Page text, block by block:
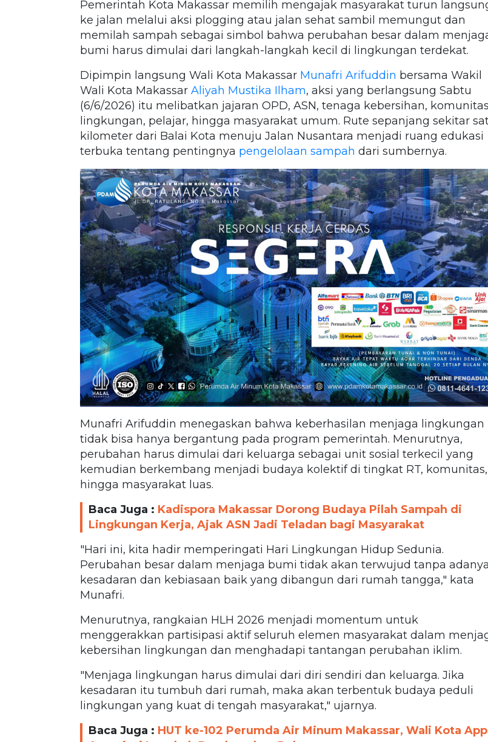
Pemerintah Kota Makassar memilih mengajak masyarakat turun
ke jalan melalui aksi plogging atau jalan sehat sambil memungut dan
memilah sampah sebagai simbol bahwa perubahan besar dalam
bumi harus dimulai dari langkah-langkah kecil di lingkungan terdekat.
Dipimpin langsung Wali Kota Makassar Munafri Arifuddin bersama Wakil
Wali Kota Makassar Aliyah Mustika Ilham, aksi yang berlangsung Sabtu
(6/6/2026) itu melibatkan jajaran OPD, ASN, tenaga kebersihan, komunitas
lingkungan, pelajar, hingga masyarakat umum. Rute sepanjang sekitar
kilometer dari Balai Kota menuju Jalan Nusantara menjadi ruang edukasi
terbuka tentang pentingnya pengelolaan sampah dari sumbernya.
Munafri Arifuddin menegaskan bahwa keberhasilan menjaga lingkungan
tidak bisa hanya bergantung pada program pemerintah. Menurutnya,
perubahan harus dimulai dari keluarga sebagai unit sosial terkecil yang
kemudian berkembang menjadi budaya kolektif di tingkat RT, komunitas,
hingga masyarakat luas.
Baca Juga : Kadispora Makassar Dorong Budaya Pilah Sampah di
Lingkungan Kerja, Ajak ASN Jadi Teladan bagi Masyarakat
"Hari ini, kita hadir memperingati Hari Lingkungan Hidup Sedunia.
Perubahan besar dalam menjaga bumi tidak akan terwujud tanpa adanya
kesadaran dan kebiasaan baik yang dibangun dari rumah tangga," kata
Munafri.
Menurutnya, rangkaian HLH 2026 menjadi momentum untuk
menggerakkan partisipasi aktif seluruh elemen masyarakat dalam
kebersihan lingkungan dan menghadapi tantangan perubahan iklim.
"Menjaga lingkungan harus dimulai dari diri sendiri dan keluarga. Jika
kesadaran itu tumbuh dari rumah, maka akan terbentuk budaya peduli
lingkungan yang kuat di tengah masyarakat," ujarnya.
Baca Juga : HUT ke-102 Perumda Air Minum Makassar, Wali Kota